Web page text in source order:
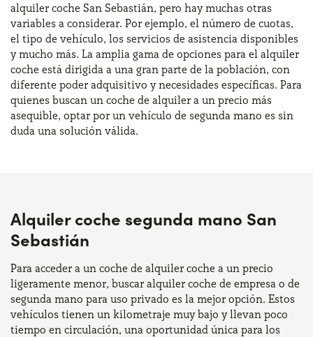
alquiler coche San Sebastián, pero hay muchas otras
variables a considerar. Por ejemplo, el número de cuotas,
el tipo de vehículo, los servicios de asistencia disponibles
y mucho más. La amplia gama de opciones para el alquiler
coche está dirigida a una gran parte de la población, con
diferente poder adquisitivo y necesidades específicas. Para
quienes buscan un coche de alquiler a un precio más
asequible, optar por un vehículo de segunda mano es sin
duda una solución válida.
Alquiler coche segunda mano San
Sebastián
Para acceder a un coche de alquiler coche a un precio
ligeramente menor, buscar alquiler coche de empresa o de
segunda mano para uso privado es la mejor opción. Estos
vehículos tienen un kilometraje muy bajo y llevan poco
tiempo en circulación, una oportunidad única para los